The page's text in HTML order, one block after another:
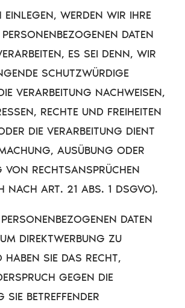
EINLEGEN, WERDEN WIR IHRE
PERSONENBEZOGENEN DATEN
ES SEI DENN, WIR
SCHUTZWÜRDIGE
VERARBEITUNG NACHWEISEN,
RECHTE UND FREIHEITEN
DIE VERARBEITUNG DIENT
AUSÜBUNG ODER
VON RECHTSANSPRÜCHEN
NACH ART. 21 ABS. 1 DSGVO).
DATEN
DIREKTWERBUNG ZU
HABEN SIE DAS RECHT,
GEGEN DIE
SIE BETREFFENDER